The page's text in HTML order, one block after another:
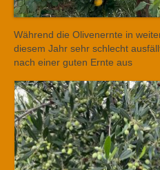
Während die Olivenernte in
diesem Jahr sehr schlecht
nach einer guten Ernte aus